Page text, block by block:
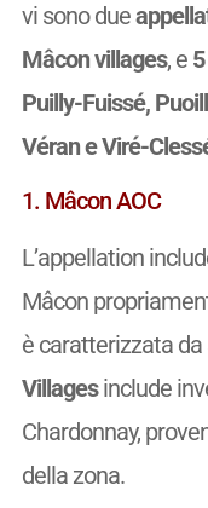
vi sono due
Mâcon villages, e
Puilly-Fuissé,
Véran e Viré-
1. Mâcon AOC
L’appellation
Mâcon
è caratterizzata da
Villagesinclude
Chardonnay,
della zona.